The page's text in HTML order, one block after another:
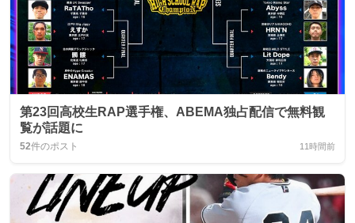
第23回高校生RAP選手権、ABEMA独占配信で無料観
覧が話題に
52件のポスト 11時間前